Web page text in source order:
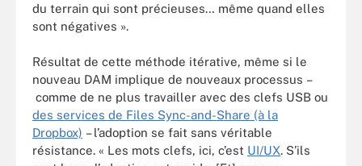
du terrain qui sont précieuses… même quand elles
sont négatives ».
Résultat de cette méthode itérative, même si le
nouveau DAM implique de nouveaux processus –
comme de ne plus travailler avec des clefs USB ou
des services de Files Sync-and-Share (à la
Dropbox) – l’adoption se fait sans véritable
résistance. « Les mots clefs, ici, c’est UI/UX. S’ils